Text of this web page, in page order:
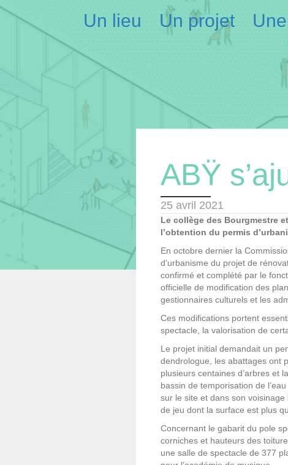
Un lieu Un projet
ABŸ
25 avril 2021
Le collège des Bourgmestre
l’obtention du permis
En octobre dernier la
d’urbanisme du projet de
confirmé et complété par le
officielle de modification des
gestionnaires culturels et les
Ces modifications portent
spectacle, la valorisation de
Le projet initial demandait un
dendrologue, les abattages ont
plusieurs centaines d’arbres et
bassin de temporisation de
sur le site et dans son
de jeu dont la surface est plus
Concernant le gabarit du pole
corniches et hauteurs des
une salle de spectacle de 377